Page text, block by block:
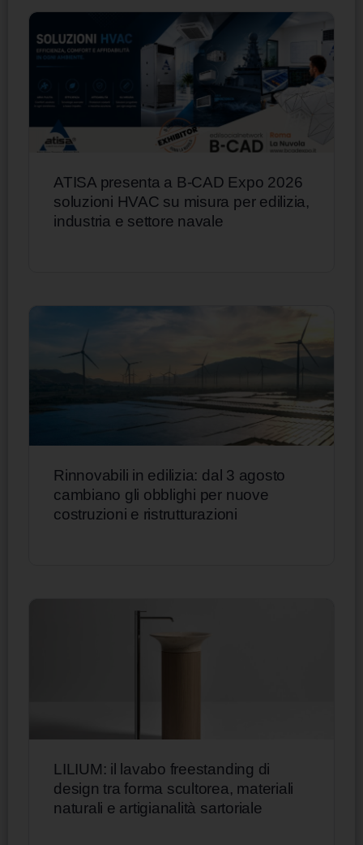
ATISA presenta a B-CAD Expo 2026
soluzioni HVAC su misura per edilizia,
industria e settore navale
Rinnovabili in edilizia: dal 3 agosto
cambiano gli obblighi per nuove
costruzioni e ristrutturazioni
LILIUM: il lavabo freestanding di
design tra forma scultorea, materiali
naturali e artigianalità sartoriale